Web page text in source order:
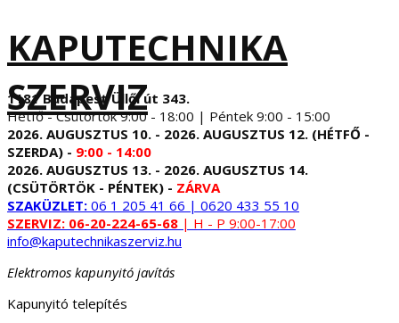
KAPUTECHNIKA
SZERVIZ
1181 Budapest Üllői út 343.
Hétfő - Csütörtök 9:00 - 18:00 | Péntek 9:00 - 15:00
2026. AUGUSZTUS 10. - 2026. AUGUSZTUS 12. (HÉTFŐ -
SZERDA) - 9:00 - 14:00
2026. AUGUSZTUS 13. - 2026. AUGUSZTUS 14.
(CSÜTÖRTÖK - PÉNTEK) - ZÁRVA
SZAKÜZLET: 06 1 205 41 66 | 0620 433 55 10
SZERVIZ: 06-20-224-65-68 | H - P 9:00-17:00
info@kaputechnikaszerviz.hu
Elektromos kapunyitó javítás
Kapunyitó telepítés